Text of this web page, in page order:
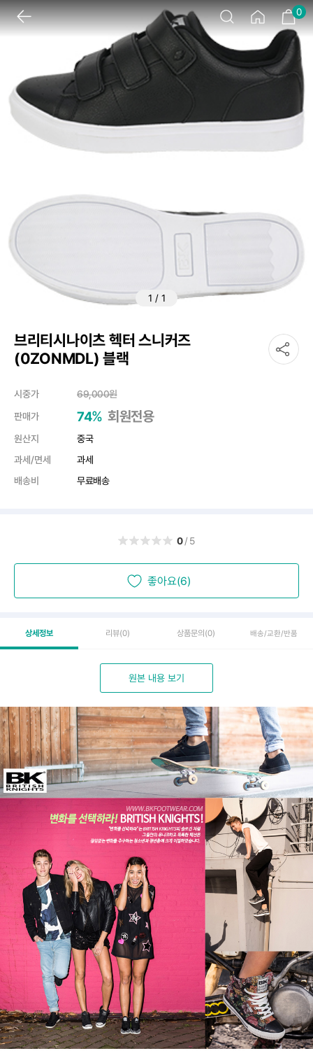
0
1 / 1
브리티시나이츠 헥터 스니커즈
(0ZONMDL) 블랙
시중가 69,000원
판매가
74% 회원전용
원산지
중국
과세/면세
과세
배송비
무료배송
0/5
좋아요(6)
상세정보 리뷰(0) 상품문의 (0) 배송/교환/반품
원본 내용 보기